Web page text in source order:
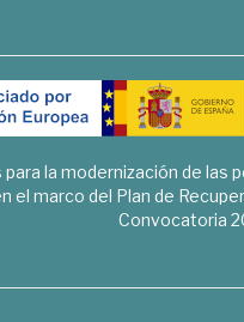
para la modernización de las
el marco del Plan de
Convocatoria